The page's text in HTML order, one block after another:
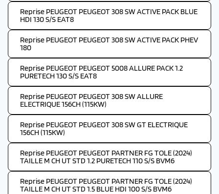
Reprise PEUGEOT PEUGEOT 308 SW ACTIVE PACK BLUE
HDI 130 S/S EAT8
Reprise PEUGEOT PEUGEOT 308 SW ACTIVE PACK PHEV
180
Reprise PEUGEOT PEUGEOT 5008 ALLURE PACK 1.2
PURETECH 130 S/S EAT8
Reprise PEUGEOT PEUGEOT 308 SW ALLURE
ELECTRIQUE 156CH (115KW)
Reprise PEUGEOT PEUGEOT 308 SW GT ELECTRIQUE
156CH (115KW)
Reprise PEUGEOT PEUGEOT PARTNER FG TOLE (2024)
TAILLE M CH UT STD 1.2 PURETECH 110 S/S BVM6
Reprise PEUGEOT PEUGEOT PARTNER FG TOLE (2024)
TAILLE M CH UT STD 1.5 BLUE HDI 100 S/S BVM6